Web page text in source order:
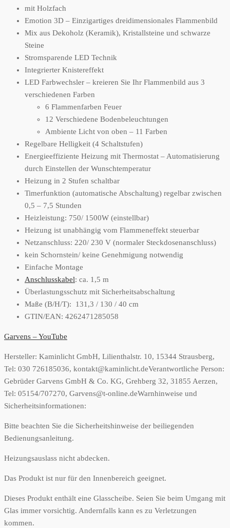
mit Holzfach
Emotion 3D – Einzigartiges dreidimensionales Flammenbild
Mix aus Dekoholz (Keramik), Kristallsteine und schwarze
Steine
Stromsparende LED Technik
Integrierter Knistereffekt
LED Farbwechsler – kreieren Sie Ihr Flammenbild aus 3
verschiedenen Farben
6 Flammenfarben Feuer
12 Verschiedene Bodenbeleuchtungen
Ambiente Licht von oben – 11 Farben
Regelbare Helligkeit (4 Schaltstufen)
Energieeffiziente Heizung mit Thermostat – Automatisierung
durch Einstellen der Wunschtemperatur
Heizung in 2 Stufen schaltbar
Timerfunktion (automatische Abschaltung) regelbar zwischen
0,5 – 7,5 Stunden
Heizleistung: 750/ 1500W (einstellbar)
Heizung ist unabhängig vom Flammeneffekt steuerbar
Netzanschluss: 220/ 230 V (normaler Steckdosenanschluss)
kein Schornstein/ keine Genehmigung notwendig
Einfache Montage
Anschlusskabel: ca. 1,5 m
Überlastungsschutz mit Sicherheitsabschaltung
Maße (B/H/T): 131,3 / 130 / 40 cm
GTIN/EAN: 4262471285058
Garvens – YouTube
Hersteller: Kaminlicht GmbH, Lilienthalstr. 10, 15344 Strausberg,
Tel: 030 726185036, kontakt@kaminlicht.deVerantwortliche Person:
Gebrüder Garvens GmbH & Co. KG, Grehberg 32, 31855 Aerzen,
Tel: 05154/707270, Garvens@t-online.deWarnhinweise und
Sicherheitsinformationen:
Bitte beachten Sie die Sicherheitshinweise der beiliegenden
Bedienungsanleitung.
Heizungsauslass nicht abdecken.
Das Produkt ist nur für den Innenbereich geeignet.
Dieses Produkt enthält eine Glasscheibe. Seien Sie beim Umgang mit
Glas immer vorsichtig. Andernfalls kann es zu Verletzungen
kommen.